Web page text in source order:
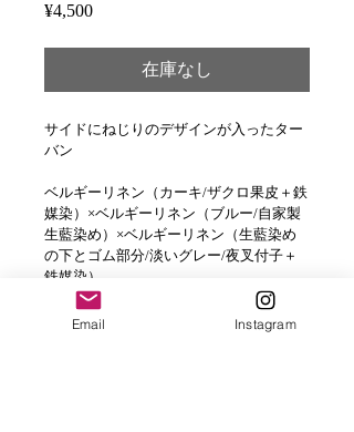
¥4,500価
在庫なし
サイドにねじりのデザインが入ったター
バン
ベルギーリネン（カーキ/ザクロ果皮＋鉄
媒染）×ベルギーリネン（ブルー/自家製
生藍染め）×ベルギーリネン（生藍染め
の下とゴム部分/淡いグレー/夜叉付子＋
鉄媒染）
すべて草木染めのリネンを使っています
Email Instagram